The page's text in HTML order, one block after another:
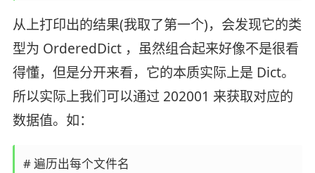
从上打印出的结果(我取了第一个)，会发现它的类
型为 OrderedDict ，虽然组合起来好像不是很看
得懂，但是分开来看，它的本质实际上是 Dict。
所以实际上我们可以通过 202001 来获取对应的
数据值。如：
# 遍历出每个文件名